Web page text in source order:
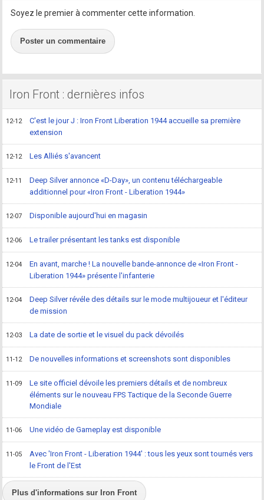
Soyez le premier à commenter cette information.
Poster un commentaire
Iron Front : dernières infos
12-12
C'est le jour J : Iron Front Liberation 1944 accueille sa première
extension
12-12 Les Alliés s'avancent
12-11
Deep Silver annonce «D-Day», un contenu téléchargeable
additionnel pour «Iron Front - Liberation 1944»
12-07 Disponible aujourd'hui en magasin
12-06 Le trailer présentant les tanks est disponible
12-04
En avant, marche ! La nouvelle bande-annonce de «Iron Front -
Liberation 1944» présente l'infanterie
12-04
Deep Silver révéle des détails sur le mode multijoueur et l'éditeur
de mission
12-03 La date de sortie et le visuel du pack dévoilés
11-12 De nouvelles informations et screenshots sont disponibles
11-09
Le site officiel dévoile les premiers détails et de nombreux
éléments sur le nouveau FPS Tactique de la Seconde Guerre
Mondiale
11-06 Une vidéo de Gameplay est disponible
11-05
Avec 'Iron Front - Liberation 1944' : tous les yeux sont tournés vers
le Front de l'Est
Plus d'informations sur Iron Front